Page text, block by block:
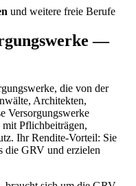
und weitere freie Berufe
—
die von der
Architekten,
Versorgungswerke
Pflichbeiträgen,
Ihr Rendite-Vorteil: Sie
die GRV und erzielen